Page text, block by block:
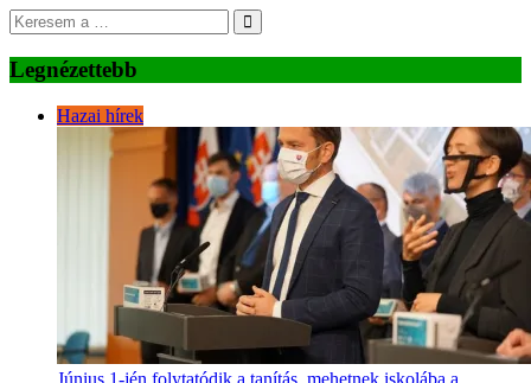
Legnézettebb
Hazai hírek
Június 1-jén folytatódik a tanítás, mehetnek iskolába a